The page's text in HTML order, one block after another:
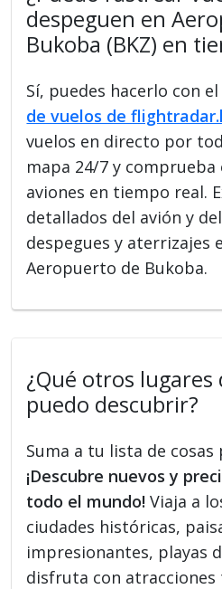
despeguen en
Bukoba (BKZ) en
Sí, puedes hacerlo con el
de vuelos de
vuelos en directo por
mapa 24/7 y comprueba
aviones en tiempo real.
detallados del avión y
despegues y aterrizajes
Aeropuerto de Bukoba.
¿Qué otros
puedo descubrir?
Suma a tu lista de cosas
¡Descubre nuevos y
todo el mundo! Viaja a
ciudades históricas,
impresionantes, playas
disfruta con